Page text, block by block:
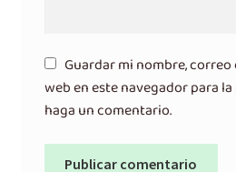
Guardar mi nombre,
web en este navegador para
haga un comentario.